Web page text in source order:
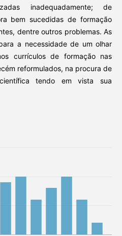
inadequadamente; de
bem sucedidas de formação
dentre outros problemas. As
a necessidade de um olhar
currículos de formação nas
reformulados, na procura de
tendo em vista sua